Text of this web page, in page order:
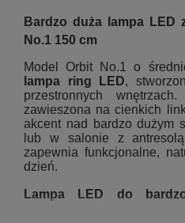
Bardzo duża lampa LED
No.1 150 cm
Model Orbit No.1 o
lampa ring LED,
przestronnych
zawieszona na cienkich
akcent nad bardzo dużym
lub w salonie z
zapewnia funkcjonalne,
dzień.
Lampa LED do